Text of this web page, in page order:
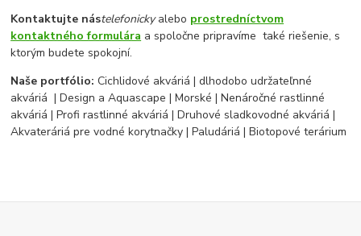
Kontaktujte nástelefonickyalebo prostredníctvom
kontaktného formulára a spoločne pripravíme také riešenie, s
ktorým budete spokojní.
Naše portfólio: Cichlidové akváriá | dlhodobo udržateľnné
akváriá | Design a Aquascape | Morské | Nenáročné rastlinné
akváriá | Profi rastlinné akváriá | Druhové sladkovodné akváriá |
Akvateráriá pre vodné korytnačky | Paludáriá | Biotopové terárium